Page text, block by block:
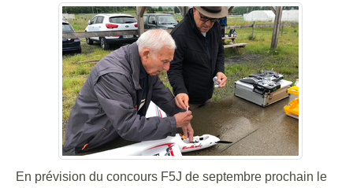
En prévision du concours F5J de septembre prochain le